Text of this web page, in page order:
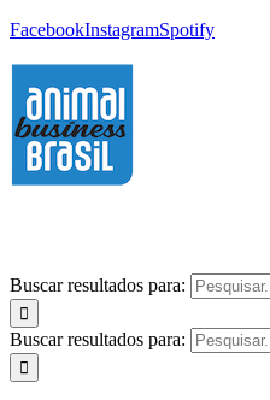
FacebookInstagramSpotify
Buscar resultados para:
Buscar resultados para: